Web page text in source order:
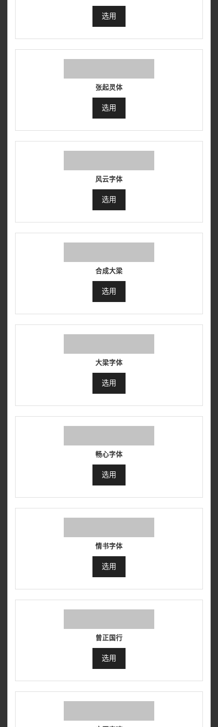
选用
张起灵体
选用
风云字体
选用
合成大梁
选用
大梁字体
选用
畅心字体
选用
情书字体
选用
曾正国行
选用